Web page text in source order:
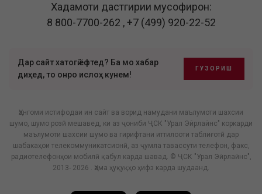
Хадамоти дастгирии мусофирон:
8 800-7700-262 ,+7 (499) 920-22-52
Дар сайт хатогӣ ёфтед? Ба мо хабар
диҳед, то онро ислоҳ кунем!
ГУЗОРИШ
Ҳангоми истифодаи ин сайт ва ворид намудани маълумоти шахсии
шумо, шумо розӣ мешавед, ки аз ҷониби ҶСК "Урал Эйрлайнс" коркарди
маълумоти шахсии шумо ва гирифтани иттилооти таблиғотӣ дар
шабакаҳои телекоммуникатсионӣ, аз ҷумла тавассути телефон, факс,
радиотелефонҳои мобилӣ қабул карда шавад. © ҶСК "Урал Эйрлайнс",
2013- 2026 . Ҳама ҳуқуқҳо ҳифз карда шудаанд.